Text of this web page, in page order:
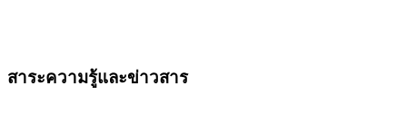
สาระความรู้และข่าวสาร